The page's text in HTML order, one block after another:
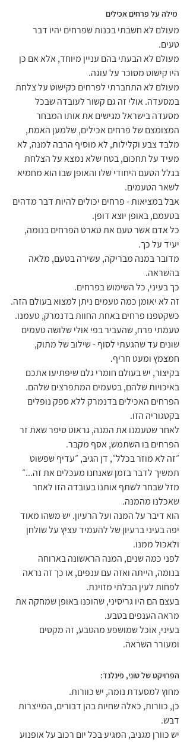
מעולם לא חשבתי בכנות שפרחים יהיו דבר
טעים.
מעולם לא הבעתי בהם עניין מיוחד, אלא אם כן
היו קישוט מסוכר על עוגה.
מעולם לא התחברתי לפרחים כקישוט על צלחת
במסעדה. אולי זה גם קשור לעובדה שבכל
מסעדה בישראל מגישים את אותו המבחר
המצומצם של פרחים אכילים, שלמען האמת,
מלבד צבע וקלילות, לא מוסיף הרבה למנה, לא
מעיד על תחכום, בטח שלא נמצא על הצלחת
בגלל הטעם היחודי שלו והאופן שבו הוא מחמיא
לשאר הטעמים.
אבל במציאות - פרחים יכולים להיות דבר מדהים
בטעמם, באופן יוצא דופן.
כל אדם אשר טעם את טארט הפרחים בנומה,
יעיד על כך.
מדובר במנה מבריקה, עשירה בטעם, מלאה
בהשראה.
כך בעיני, כל השימוש בפרחים.
זה לא יאומן כמה טעמים ניתן למצוא בעולם הזה.
כשקטפנו פרחים באחת החוות בדנמרק, טעמנו.
טעמתי פרח, שהעביר בפי אולי שלושה טעמים
שונים עד שהגעתי לסוף - שילוב של מתוק,
חמצמץ ומעט חריף.
בקיצור, יש בעולם חומרי גלם שיפתיעו אתכם
באיכויות שלהם, בטעמים המתפרצים שלהם.
הפרחים האכילים בדנמרק ללא ספק נופלים
בקטגוריה הזו.
לאחר שטעמנו את המנה, גראוט סיפר שאת זר
הפרחים בו השתמש, אסף מקבר.
״זה לא מוזר בכלל״, דן הגיב, ״עדיף שפשוט
תמשיך לדבר בזמן שאנחנו מעכלים את זה...״
מזל שבחר לשתף אותנו בעובדה הזו לאחר
שאכלנו מהמנה.
הוא דיבר על המנה ועל הרעיון. יש משהו מאוד
יפה בעיני ברעיון של להעמיד עציץ על שולחן
ולאכול ממנו.
לפני כמה שנים, המנה הראשונה בארוחה
בנומה, הייתה ואזה עם ענפים, או כך זה נראה
לפחות לעין הבלתי מזוינת.
בעצם הם היו גריסיני, שהוכנו באופן שמחקה את
מראה הענפים בטבע.
בעיני, אוכל שמושפע מהטבע, זה מקסים
ומעורר השראה.
הפרויקט של טוני, פינלנד:
מחוץ למסעדת נומה, יש כוורות.
כן, כוורות, כאלה שחיות בהן דבורים, המייצרות
דבש.
יש כוורן מגניב, המגיע בכל יום רכוב על אופנוע